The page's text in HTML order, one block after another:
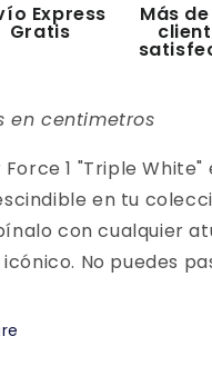
Express
Gratis
Más
en centimetros
Force 1 "Triple
en tu
con cualquier
No puedes